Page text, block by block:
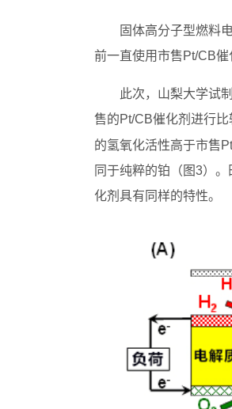
固体高分子型燃料
前一直使用市售Pt/CB催
此次，山梨大学试
售的Pt/CB催化剂进行
的氢氧化活性高于市售
同于纯粹的铂（图3）
化剂具有同样的特性。